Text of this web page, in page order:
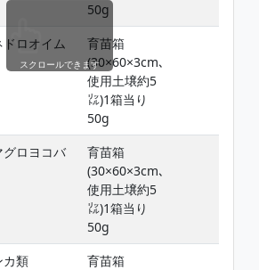
50g
ドロオイム
育苗箱
(30×60×3cm､
使用土壌約5
㍑)1箱当り
50g
グロヨコバ
育苗箱
(30×60×3cm､
使用土壌約5
㍑)1箱当り
50g
カ類
育苗箱
スクロールできます